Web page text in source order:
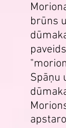
brūns
Spāņu